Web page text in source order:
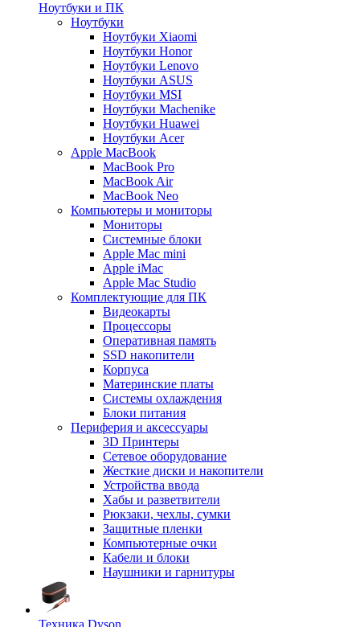
Ноутбуки и ПК
Ноутбуки
Ноутбуки Xiaomi
Ноутбуки Honor
Ноутбуки Lenovo
Ноутбуки ASUS
Ноутбуки MSI
Ноутбуки Machenike
Ноутбуки Huawei
Ноутбуки Acer
Apple MacBook
MacBook Pro
MacBook Air
MacBook Neo
Компьютеры и мониторы
Мониторы
Системные блоки
Apple Mac mini
Apple iMac
Apple Mac Studio
Комплектующие для ПК
Видеокарты
Процессоры
Оперативная память
SSD накопители
Корпуса
Материнские платы
Системы охлаждения
Блоки питания
Периферия и аксессуары
3D Принтеры
Сетевое оборудование
Жесткие диски и накопители
Устройства ввода
Хабы и разветвители
Рюкзаки, чехлы, сумки
Защитные пленки
Компьютерные очки
Кабели и блоки
Наушники и гарнитуры
Техника Dyson